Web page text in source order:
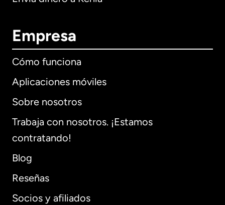
Empresa
Cómo funciona
Aplicaciones móviles
Sobre nosotros
Trabaja con nosotros. ¡Estamos
contratando!
Blog
Reseñas
Socios y afiliados